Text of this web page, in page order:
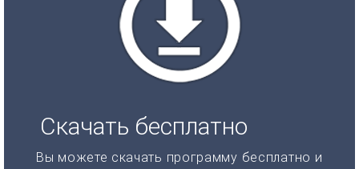
Скачать бесплатно
Вы можете скачать программу бесплатно и